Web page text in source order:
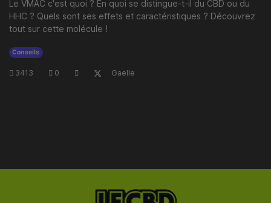
Le VMAC c'est quoi ? En quoi se distingue-t-il du CBD ou du
HHC ? Quels sont ses effets et caractéristiques ? Découvrez
tout sur cette molécule !
Conseils
3413 0 Gaelle